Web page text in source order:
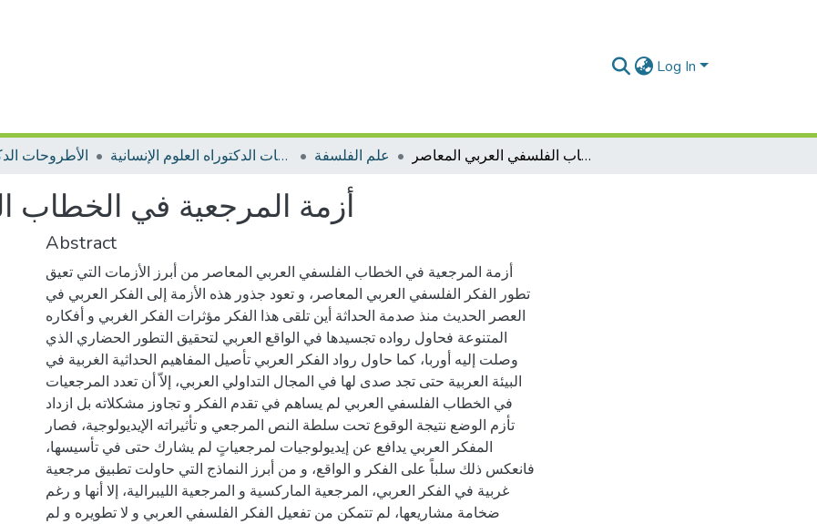
Log In
الأطروحات الأطروحات الدكتوراه العلوم الإنسانية علم الفلسفة أزمة المرجعية في الخطاب الفلسفي العربي المعاصر
أزمة المرجعية في الخطاب
Abstract
أزمة المرجعية في الخطاب الفلسفي العربي المعاصر من أبرز الأزمات التي تعيق
تطور الفكر الفلسفي العربي المعاصر، و تعود جذور هذه الأزمة إلى الفكر العربي في
العصر الحديث منذ صدمة الحداثة أين تلقى هذا الفكر مؤثرات الفكر الغربي و أفكاره
المتنوعة فحاول رواده تجسيدها في الواقع العربي لتحقيق التطور الحضاري الذي
وصلت إليه أوربا، كما حاول رواد الفكر العربي تأصيل المفاهيم الحداثية الغربية في
البيئة العربية حتى تجد صدى لها في المجال التداولي العربي، إلاّ أن تعدد المرجعيات
في الخطاب الفلسفي العربي لم يساهم في تقدم الفكر و تجاوز مشكلاته بل ازداد
تأزم الوضع نتيجة الوقوع تحت سلطة النص المرجعي و تأثيراته الإيديولوجية، فصار
المفكر العربي يدافع عن إيديولوجيات لمرجعياتٍ لم يشارك حتى في تأسيسها،
فانعكس ذلك سلباً على الفكر و الواقع، و من أبرز النماذج التي حاولت تطبيق مرجعية
غربية في الفكر العربي، المرجعية الماركسية و المرجعية الليبرالية، إلا أنها و رغم
ضخامة مشاريعها، لم تتمكن من تفعيل الفكر الفلسفي العربي و لا تطويره و لم